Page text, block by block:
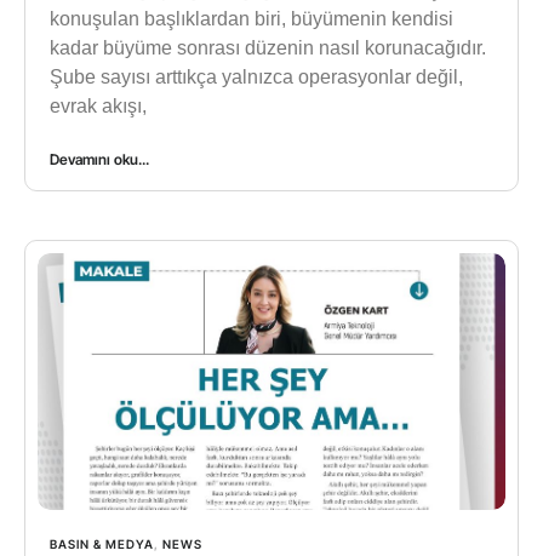
konuşulan başlıklardan biri, büyümenin kendisi
kadar büyüme sonrası düzenin nasıl korunacağıdır.
Şube sayısı arttıkça yalnızca operasyonlar değil,
evrak akışı,
Devamını oku...
BASIN & MEDYA NEWS